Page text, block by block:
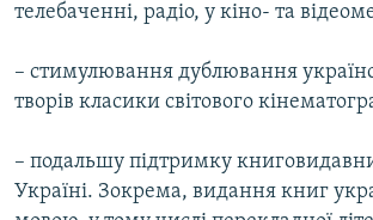
телебаченні, радіо, у кіно- та
– стимулювання дублювання
творів класики світового
– подальшу підтримку
Україні. Зокрема, видання книг